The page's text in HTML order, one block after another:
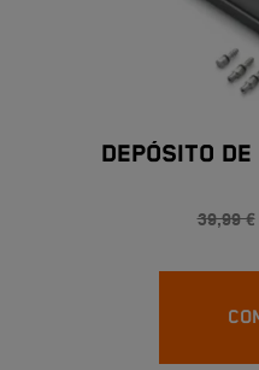
DEPÓSITO
39,99 €